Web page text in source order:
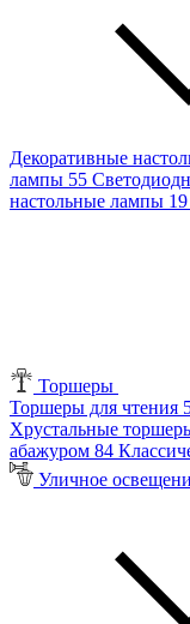
Декоративные
лампы 55
настольные лампы 19
Торшеры
Торшеры для чтения
Хрустальные
абажуром 84
Уличное